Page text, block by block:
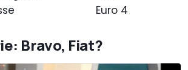
Euro 4
Bravo, Fiat?